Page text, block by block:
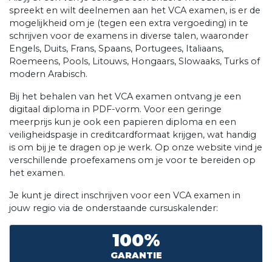
spreekt en wilt deelnemen aan het VCA examen, is er de
mogelijkheid om je (tegen een extra vergoeding) in te
schrijven voor de examens in diverse talen, waaronder
Engels, Duits, Frans, Spaans, Portugees, Italiaans,
Roemeens, Pools, Litouws, Hongaars, Slowaaks, Turks of
modern Arabisch.
Bij het behalen van het VCA examen ontvang je een
digitaal diploma in PDF-vorm. Voor een geringe
meerprijs kun je ook een papieren diploma en een
veiligheidspasje in creditcardformaat krijgen, wat handig
is om bij je te dragen op je werk. Op onze website vind je
verschillende proefexamens om je voor te bereiden op
het examen.
Je kunt je direct inschrijven voor een VCA examen in
jouw regio via de onderstaande cursuskalender:
100%
GARANTIE